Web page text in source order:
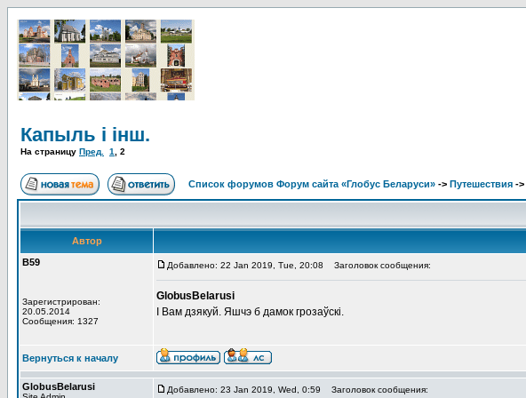
Капыль і інш.
На страницу Пред. 1 2
Список форумов Форум сайта «Глобус Беларуси» -> Путешествия ->
Автор
В59
Зарегистрирован:
20.05.2014
Сообщения: 1327
Добавлено: 22 Jan 2019, Tue, 20:08 Заголовок сообщения:
GlobusBelarusi
І Вам дзякуй. Яшчэ б дамок грозаўскі.
Вернуться к началу
GlobusBelarusi Добавлено: 23 Jan 2019, Wed, 0:59 Заголовок сообщения: